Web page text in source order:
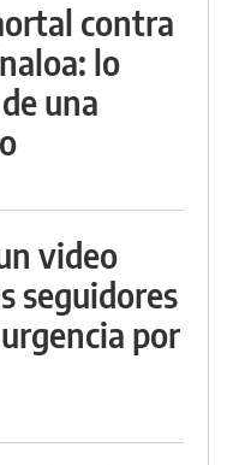
contra
lo
una
video
seguidores
por